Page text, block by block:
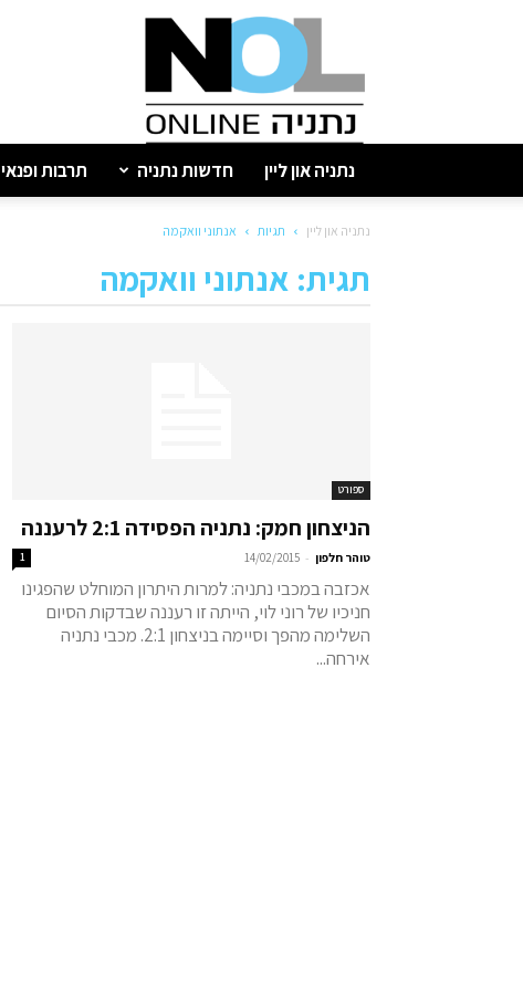
נתניה
נתניה און ליין חדשות נתניה תרבות ופנאי
נתניה און ליין תגיות אנתוני וואקמה
תגית: אנתוני וואקמה
ספורט
הניצחון חמק: נתניה הפסידה 2:1 לרעננה
טוהר חלפון -
14/02/2015
1
אכזבה במכבי נתניה: למרות היתרון המוחלט שהפגינו
חניכיו של רוני לוי, הייתה זו רעננה שבדקות הסיום
השלימה מהפך וסיימה בניצחון 2:1. מכבי נתניה
אירחה...